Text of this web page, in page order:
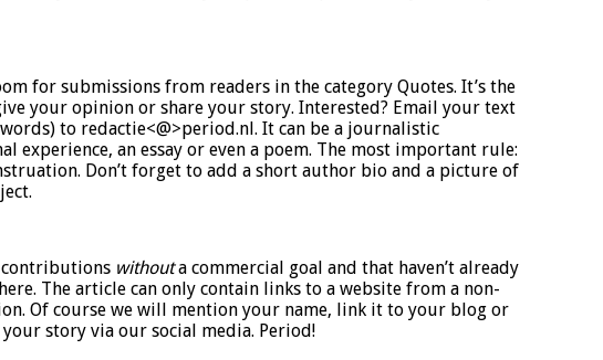
for submissions from readers in the category Quotes. It’s the
your opinion or share your story. Interested? Email your text
to redactie<@>period.nl. It can be a journalistic
experience, an essay or even a poem. The most important rule:
Don’t forget to add a short author bio and a picture of
contributions withouta commercial goal and that haven’t already
The article can only contain links to a website from a non-
Of course we will mention your name, link it to your blog or
story via our social media. Period!